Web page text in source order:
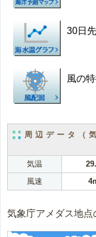
30日
風の
周辺データ（
気温
風速
気象庁アメダス地点